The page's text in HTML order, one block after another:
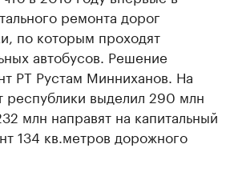
ремонта дорог
по которым проходят
автобусов. Решение
РТ Рустам Минниханов. На
республики выделил 290 млн
млн направят на капитальный
134 кв.метров дорожного